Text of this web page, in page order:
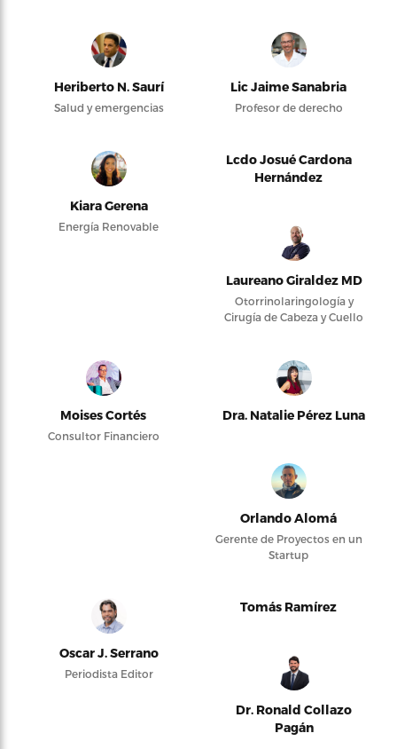
Heriberto N. Saurí
Salud y emergencias
Lic Jaime Sanabria
Profesor de derecho
Kiara Gerena
Energía Renovable
Lcdo Josué Cardona
Hernández
Laureano Giraldez MD
Otorrinolaringología y
Cirugía de Cabeza y Cuello
Moises Cortés
Consultor Financiero
Dra. Natalie Pérez Luna
Orlando Alomá
Gerente de Proyectos en un
Startup
Oscar J. Serrano
Periodista Editor
Tomás Ramírez
Dr. Ronald Collazo
Pagán